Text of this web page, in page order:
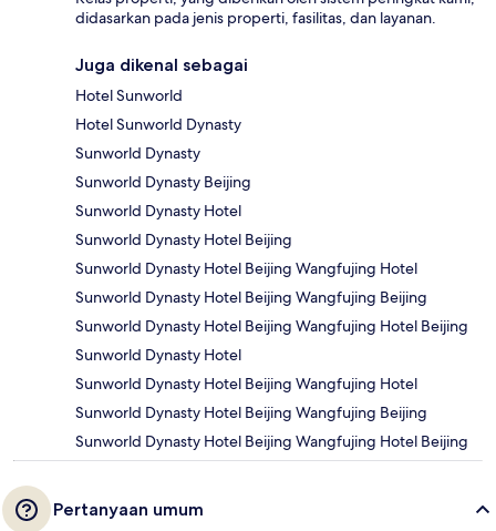
didasarkan pada jenis properti, fasilitas, dan layanan.
Juga dikenal sebagai
Hotel Sunworld
Hotel Sunworld Dynasty
Sunworld Dynasty
Sunworld Dynasty Beijing
Sunworld Dynasty Hotel
Sunworld Dynasty Hotel Beijing
Sunworld Dynasty Hotel Beijing Wangfujing Hotel
Sunworld Dynasty Hotel Beijing Wangfujing Beijing
Sunworld Dynasty Hotel Beijing Wangfujing Hotel Beijing
Sunworld Dynasty Hotel
Sunworld Dynasty Hotel Beijing Wangfujing Hotel
Sunworld Dynasty Hotel Beijing Wangfujing Beijing
Sunworld Dynasty Hotel Beijing Wangfujing Hotel Beijing
Pertanyaan umum